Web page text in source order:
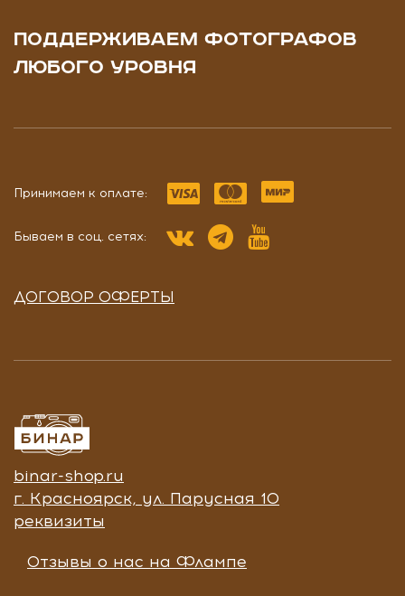
ПОДДЕРЖИВАЕМ ФОТОГРАФОВ
ЛЮБОГО УРОВНЯ
Принимаем к оплате:
Бываем в соц. сетях:
ДОГОВОР ОФЕРТЫ
binar-shop.ru
г. Красноярск, ул. Парусная 10
реквизиты
Отзывы о нас на Флампе